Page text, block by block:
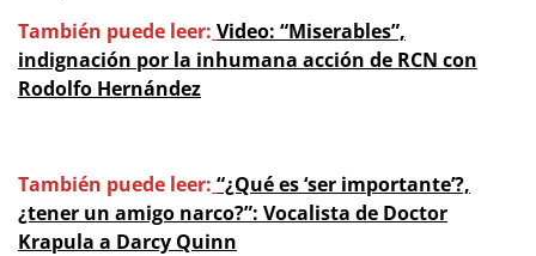
También puede leer: Video: “Miserables”,
indignación por la inhumana acción de RCN con
Rodolfo Hernández
También puede leer: “¿Qué es ‘ser importante’?,
¿tener un amigo narco?”: Vocalista de Doctor
Krapula a Darcy Quinn